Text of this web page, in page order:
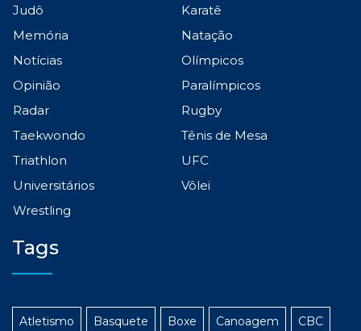
Judô
Karatê
Memória
Natação
Notícias
Olímpicos
Opinião
Paralímpicos
Radar
Rugby
Taekwondo
Tênis de Mesa
Triathlon
UFC
Universitários
Vôlei
Wrestling
Tags
Atletismo Basquete Boxe Canoagem CBC